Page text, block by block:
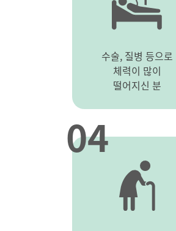
수술, 질병 등으로
체력이 많이
떨어지신 분
04